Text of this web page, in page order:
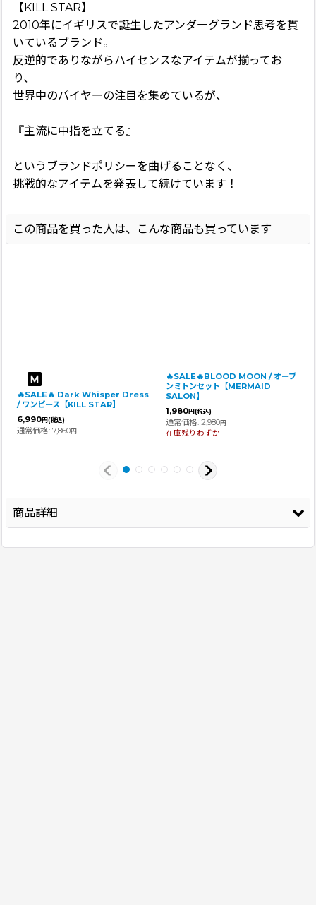
【KILL STAR】
2010年にイギリスで誕生したアンダーグランド思考を貫
いているブランド。
反逆的でありながらハイセンスなアイテムが揃ってお
り、
世界中のバイヤーの注目を集めているが、
『主流に中指を立てる』
というブランドポリシーを曲げることなく、
挑戦的なアイテムを発表して続けています！
この商品を買った人は、こんな商品も買っています
🔥SALE🔥 Dark Whisper Dress
/ ワンピース【KILL STAR】
6,990円 (税込)
通常価格: 7,860円
🔥SALE🔥BLOOD MOON / オーブ
ンミトンセット【MERMAID
SALON】
1,980円 (税込)
通常価格: 2,980円
在庫残りわずか
商品詳細
登録年 2025